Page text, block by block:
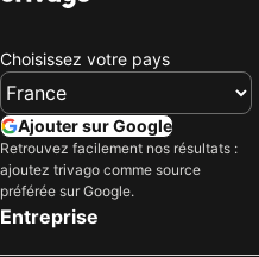
Choisissez votre pays
Ajouter sur Google
Retrouvez facilement nos résultats :
ajoutez trivago comme source
préférée sur Google.
Entreprise